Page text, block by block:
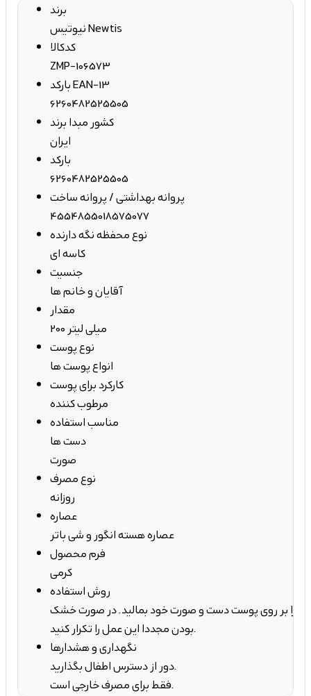
برند
نیوتیس Newtis
کدکالا
ZMP-106573
بارکد EAN-13
6260482525505
کشور مبدا برند
ایران
بارکد
6260482525505
پروانه بهداشتی / پروانه ساخت
4554855018575077
نوع محفظه نگه دارنده
کاسه ای
جنسیت
آقایان و خانم ها
مقدار
200 میلی لیتر
نوع پوست
انواع پوست ها
کارکرد برای پوست
مرطوب کننده
مناسب استفاده
دست ها
صورت
نوع مصرف
روزانه
عصاره
عصاره هسته انگور و شی باتر
فرم محصول
کرمی
روش استفاده
را بر روی پوست دست و صورت خود بمالید. در صورت خشک
بودن مجددا این عمل را تکرار کنید.
نگهداری و هشدارها
دور از دسترس اطفال بگذارید.
فقط برای مصرف خارجی است.